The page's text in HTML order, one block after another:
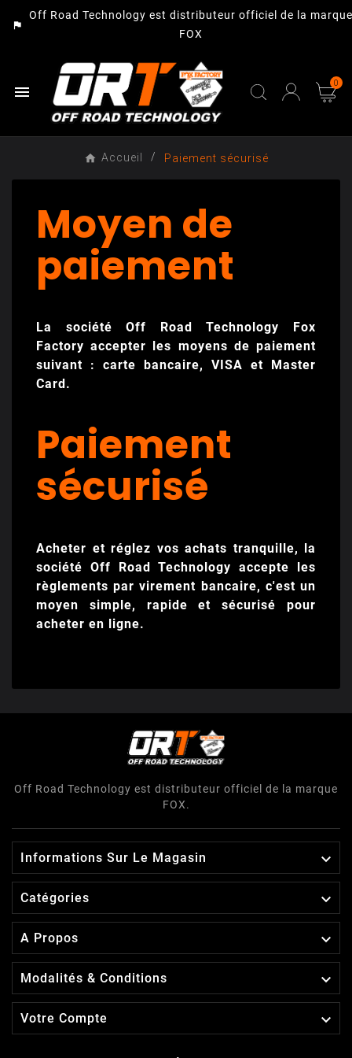
assistant_photo
Off Road Technology est distributeur officiel de la marque
FOX
 0
Accueil Paiement sécurisé
Moyen de
paiement
La société Off Road Technology Fox
Factory accepter les moyens de paiement
suivant : carte bancaire, VISA et Master
Card.
Paiement
sécurisé
Acheter et réglez vos achats tranquille, la
société Off Road Technology accepte les
règlements par virement bancaire, c'est un
moyen simple, rapide et sécurisé pour
acheter en ligne.
Off Road Technology est distributeur officiel de la marque
FOX.
Informations Sur Le Magasin 
Catégories 
A Propos 
Modalités & Conditions 
Votre Compte 